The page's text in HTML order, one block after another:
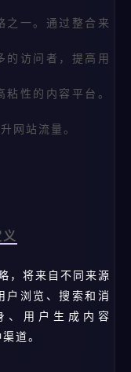
之一。通过整合来
的访问者，提高用
性的内容平台。
网站流量。
，将来自不同来源
户浏览、搜索和消
、用户生成内容
道。